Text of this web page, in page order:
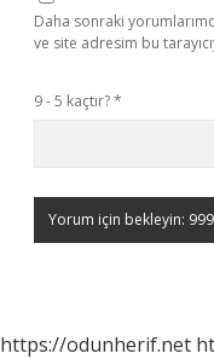
Daha sonraki
ve site adresim bu
9 - 5 kaçtır?*
https://odunherif.net